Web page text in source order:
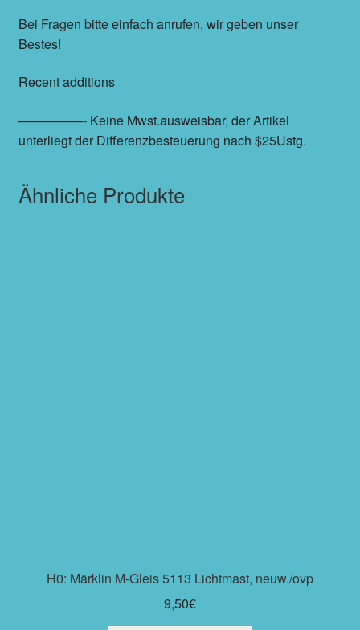
Bei Fragen bitte einfach anrufen, wir geben unser
Bestes!
Recent additions
—————- Keine Mwst.ausweisbar, der Artikel
unterliegt der Differenzbesteuerung nach $25Ustg.
Ähnliche Produkte
H0: Märklin M-Gleis 5113 Lichtmast, neuw./ovp
9,50€